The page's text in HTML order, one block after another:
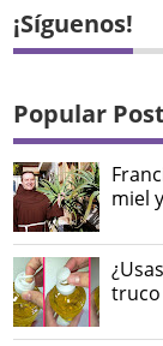
¡Síguenos!
Popular
miel